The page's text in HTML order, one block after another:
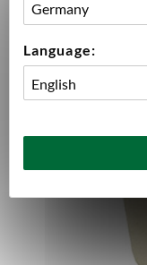
Language: